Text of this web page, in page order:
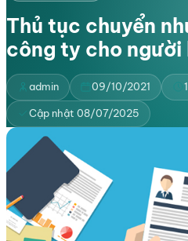
Thủ tục chuyển
công ty cho người
admin 09/10/2021
Cập nhật 08/07/2025